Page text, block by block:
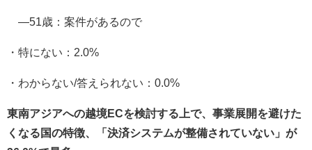
―51歳：案件があるので
・特にない：2.0%
・わからない/答えられない：0.0%
東南アジアへの越境ECを検討する上で、事業展開を避けた
くなる国の特徴、「決済システムが整備されていない」が